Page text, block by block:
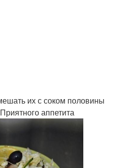
их с соком половины
аппетита